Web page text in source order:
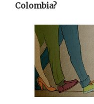
Colombia?